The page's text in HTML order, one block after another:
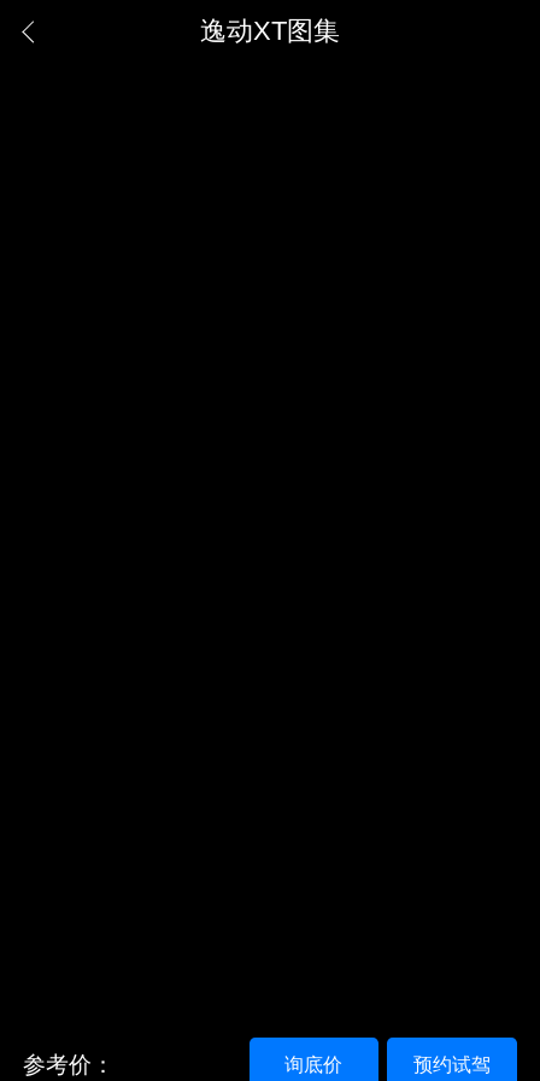
逸动XT图集
参考价： 预约试驾
询底价